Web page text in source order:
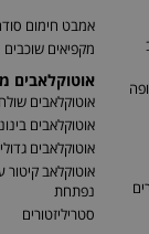
אמבט חימום
מקפיאים שוכבים
אוטוקלאבים
אוטוקלאבים
אוטוקלאבים
אוטוקלאבים
אוטוקלאב
נפתחת
סטריליזטורים